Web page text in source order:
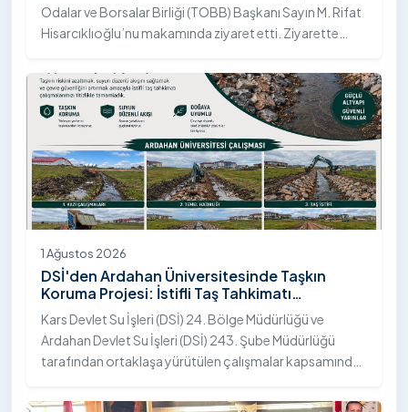
Odalar ve Borsalar Birliği (TOBB) Başkanı Sayın M. Rifat
Hisarcıklıoğlu’nu makamında ziyaret etti. Ziyarette
Emiroğlu Hanımefendi eşlik etti.
1 Ağustos 2026
DSİ'den Ardahan Üniversitesinde Taşkın
Koruma Projesi: İstifli Taş Tahkimatı
Çalışmaları Tamamlandı
Kars Devlet Su İşleri (DSİ) 24. Bölge Müdürlüğü ve
Ardahan Devlet Su İşleri (DSİ) 243. Şube Müdürlüğü
tarafından ortaklaşa yürütülen çalışmalar kapsamında,
"İstifli Taş Tahkimatı" projesi titizlikle tamamlandı.